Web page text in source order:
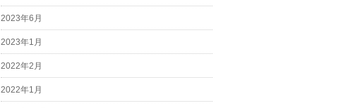
2023年6月
2023年1月
2022年2月
2022年1月